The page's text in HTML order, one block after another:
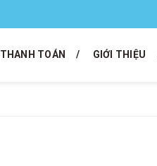
THANH TOÁN GIỚI THIỆU